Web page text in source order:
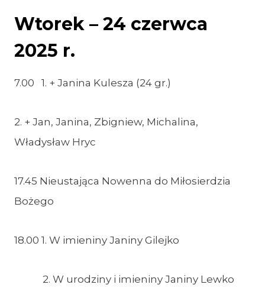
Wtorek – 24 czerwca
2025 r.
7.00 1. + Janina Kulesza (24 gr.)
2. + Jan, Janina, Zbigniew, Michalina,
Władysław Hryc
17.45 Nieustająca Nowenna do Miłosierdzia
Bożego
18.00 1. W imieniny Janiny Gilejko
2. W urodziny i imieniny Janiny Lewko